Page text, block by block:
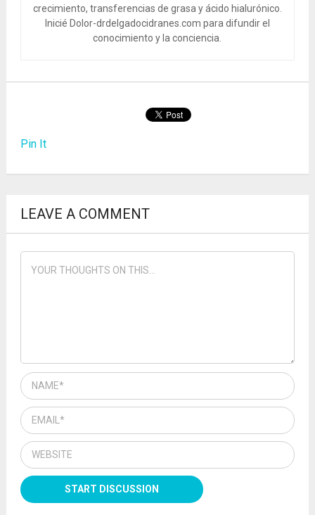
crecimiento, transferencias de grasa y ácido hialurónico.
Inicié Dolor-drdelgadocidranes.com para difundir el
conocimiento y la conciencia.
Pin It
LEAVE A COMMENT